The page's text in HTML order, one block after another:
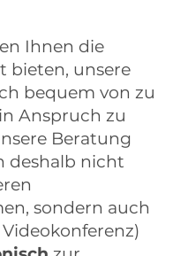
Ihnen die
bieten, unsere
bequem von zu
Anspruch zu
Beratung
deshalb nicht
sondern auch